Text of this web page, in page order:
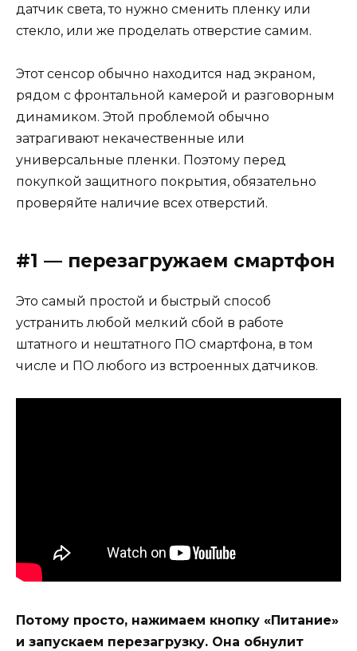
датчик света, то нужно сменить пленку или
стекло, или же проделать отверстие самим.
Этот сенсор обычно находится над экраном,
рядом с фронтальной камерой и разговорным
динамиком. Этой проблемой обычно
затрагивают некачественные или
универсальные пленки. Поэтому перед
покупкой защитного покрытия, обязательно
проверяйте наличие всех отверстий.
#1 — перезагружаем смартфон
Это самый простой и быстрый способ
устранить любой мелкий сбой в работе
штатного и нештатного ПО смартфона, в том
числе и ПО любого из встроенных датчиков.
Потому просто, нажимаем кнопку «Питание»
и запускаем перезагрузку. Она обнулит